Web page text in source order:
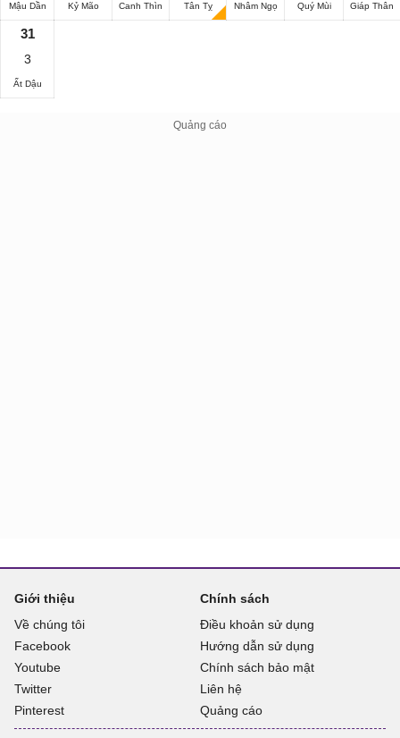
Mậu Dần Kỷ Mão Canh Thìn Tân Tỵ Nhâm Ngọ Quý Mùi Giáp Thân
31
3
Ất Dậu
Giới thiệu
Về chúng tôi
Facebook
Youtube
Twitter
Pinterest
Chính sách
Điều khoản sử dụng
Hướng dẫn sử dụng
Chính sách bảo mật
Liên hệ
Quảng cáo